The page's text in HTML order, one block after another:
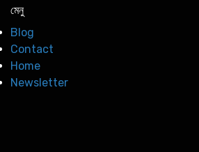
মেনু
Blog
Contact
Home
Newsletter